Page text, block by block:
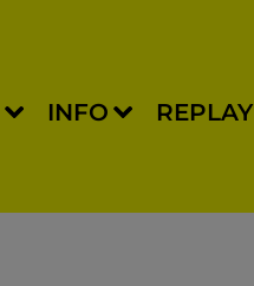
INFO REPLAY